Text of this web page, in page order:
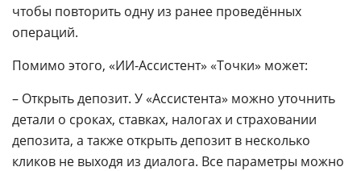
чтобы повторить одну из ранее проведённых
операций.
Помимо этого, «ИИ-Ассистент» «Точки» может:
– Открыть депозит. У «Ассистента» можно уточнить
детали о сроках, ставках, налогах и страховании
депозита, а также открыть депозит в несколько
кликов не выходя из диалога. Все параметры можно